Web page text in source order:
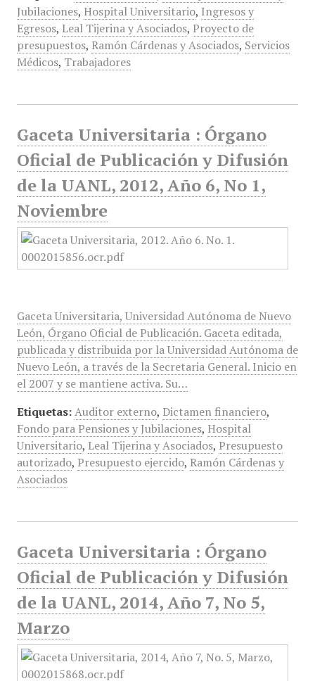
Jubilaciones, Hospital Universitario, Ingresos y
Egresos, Leal Tijerina y Asociados, Proyecto de
presupuestos, Ramón Cárdenas y Asociados, Servicios
Médicos, Trabajadores
Gaceta Universitaria : Órgano
Oficial de Publicación y Difusión
de la UANL, 2012, Año 6, No 1,
Noviembre
Gaceta Universitaria, Universidad Autónoma de Nuevo
León, Órgano Oficial de Publicación. Gaceta editada,
publicada y distribuida por la Universidad Autónoma de
Nuevo León, a través de la Secretaria General. Inicio en
el 2007 y se mantiene activa. Su…
Etiquetas: Auditor externo, Dictamen financiero,
Fondo para Pensiones y Jubilaciones, Hospital
Universitario, Leal Tijerina y Asociados, Presupuesto
autorizado, Presupuesto ejercido, Ramón Cárdenas y
Asociados
Gaceta Universitaria : Órgano
Oficial de Publicación y Difusión
de la UANL, 2014, Año 7, No 5,
Marzo